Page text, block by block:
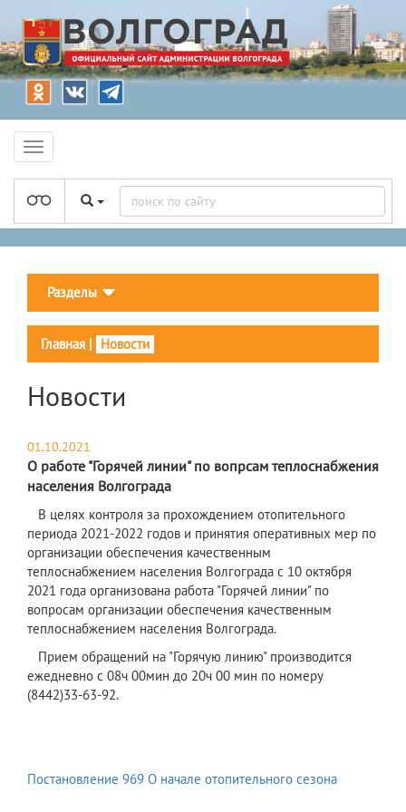
Разделы
Главная | Новости
Новости
01.10.2021
О работе "Горячей линии" по вопрсам теплоснабжения
населения Волгограда
​В целях контроля за прохождением отопительного
периода 2021-2022 годов и принятия оперативных мер по
организации обеспечения качественным
теплоснабжением населения Волгограда с 10 октября
2021 года организована работа "Горячей линии" по
вопросам организации обеспечения качественным
теплоснабжением населения Волгограда.
Прием обращений на "Горячую линию" производится
ежедневно с 08ч 00мин до 20ч 00 мин по номеру
(8442)33-63-92.
Постановление 969 О начале отопительного сезона